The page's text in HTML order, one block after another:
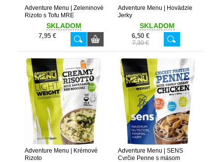
Adventure Menu | Zeleninové
Rizoto s Tofu MRE
SKLADOM
7,95 €
Adventure Menu | Hovädzie
Jerky
SKLADOM
6,50 €
7,30 €
Adventure Menu | Krémové
Rizoto
Adventure Menu | SENS
Cvrčie Penne s mäsom